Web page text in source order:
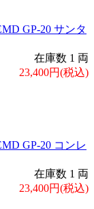
GP-20 サンタ
在庫数 1 両
23,400円(税込)
GP-20 コンレ
在庫数 1 両
23,400円(税込)